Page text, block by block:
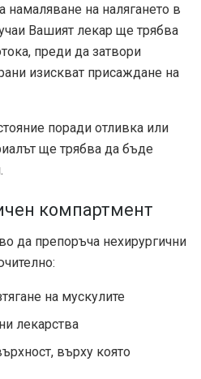
намаляване на налягането в
Вашият лекар ще трябва
преди да затвори
изискват присаждане на
поради отливка или
ще трябва да бъде
компартмент
да препоръча нехирургични
на мускулите
лекарства
върху която